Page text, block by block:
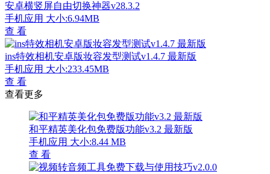
安卓横竖屏自由切换神器v28.3.2
手机应用 大小:6.94MB
查 看
ins特效相机安卓版妆容发型测试v1.4.7 最新版
手机应用 大小:233.45MB
查 看
查看更多
和平精英美化包免费版功能v3.2 最新版
手机应用 大小:8.44 MB
查 看